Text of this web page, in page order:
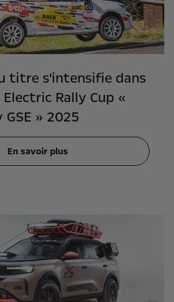
titre s'intensifie dans
Electric Rally Cup «
» 2025
En savoir plus